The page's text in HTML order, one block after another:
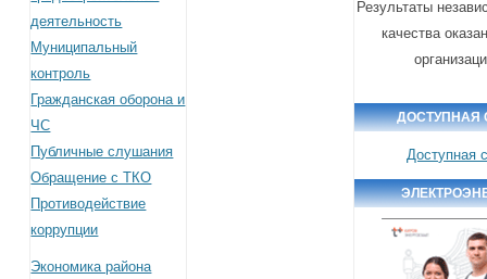
деятельность
Муниципальный
контроль
Гражданская оборона и
ЧС
Публичные слушания
Обращение с ТКО
Противодействие
коррупции
Экономика района
Результаты
качества
ДОСТУПНАЯ
Доступная